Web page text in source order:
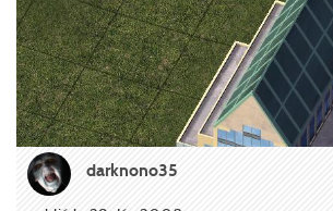
darknono35